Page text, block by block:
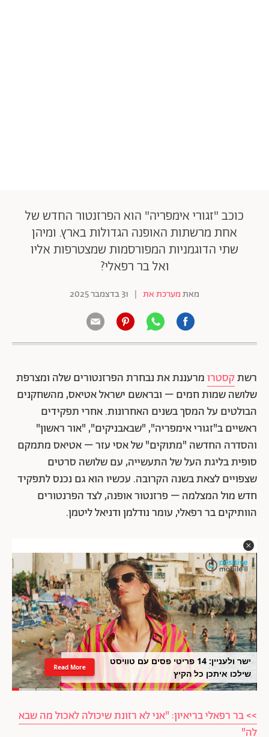
כוכב "זגורי אימפריה" הוא הפרזנטור החדש של
אחת מרשתות האופנה הגדולות בארץ. ומיהן
שתי הדוגמניות המפורסמות שמצטרפות אליו
ואל בר רפאלי?
מאתמערכת את | 31 בדצמבר 2025
רשתקסטרומרעננת את נבחרת הפרזנטורים שלה ומצרפת
שלושה שמות חמים – ובראשם ישראל אטיאס, מהשחקנים
הבולטים על המסך בשנים האחרונות. אחרי תפקידים
ראשיים ב"זגורי אימפריה", "שבאבניקים", "אור ראשון"
והסדרה החדשה "מתוקים" של אסי עזר – אטיאס מתמקם
סופית בליגת העל של התעשייה, עם שלושה סרטים
שצפויים לצאת בשנה הקרובה. עכשיו הוא גם נכנס לתפקיד
חדש מול המצלמה – פרזנטור אופנה, לצד הפרנטורים
הוותיקים בר רפאלי, עומר נודלמן ודניאל ליטמן.
ישר ולעניין: 14 פריטי פסים עם טוויסט
שילכו איתכן כל הקיץ
Read More
>> בר רפאלי בריאיון: "אני לא רזונת שיכולה לאכול מה שבא
לה"